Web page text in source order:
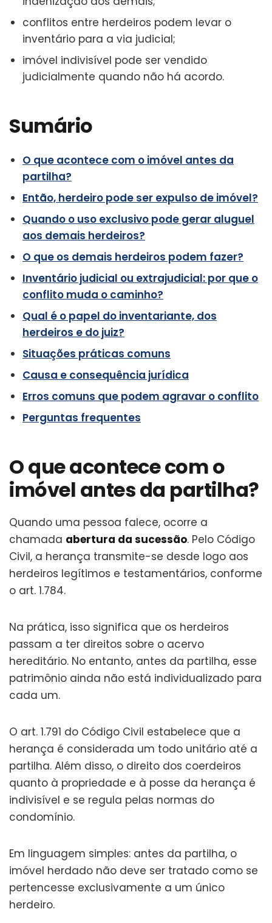
conflitos entre herdeiros podem levar o
inventário para a via judicial;
imóvel indivisível pode ser vendido
judicialmente quando não há acordo.
Sumário
O que acontece com o imóvel antes da
partilha?
Então, herdeiro pode ser expulso de imóvel?
Quando o uso exclusivo pode gerar aluguel
aos demais herdeiros?
O que os demais herdeiros podem fazer?
Inventário judicial ou extrajudicial: por que o
conflito muda o caminho?
Qual é o papel do inventariante, dos
herdeiros e do juiz?
Situações práticas comuns
Causa e consequência jurídica
Erros comuns que podem agravar o conflito
Perguntas frequentes
O que acontece com o
imóvel antes da partilha?
Quando uma pessoa falece, ocorre a
chamada abertura da sucessão. Pelo Código
Civil, a herança transmite-se desde logo aos
herdeiros legítimos e testamentários, conforme
o art. 1.784.
Na prática, isso significa que os herdeiros
passam a ter direitos sobre o acervo
hereditário. No entanto, antes da partilha, esse
patrimônio ainda não está individualizado para
cada um.
O art. 1.791 do Código Civil estabelece que a
herança é considerada um todo unitário até a
partilha. Além disso, o direito dos coerdeiros
quanto à propriedade e à posse da herança é
indivisível e se regula pelas normas do
condomínio.
Em linguagem simples: antes da partilha, o
imóvel herdado não deve ser tratado como se
pertencesse exclusivamente a um único
herdeiro.